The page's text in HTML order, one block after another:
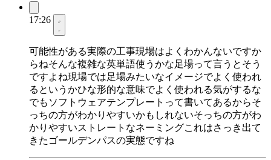
17:26
可能性がある実際の工事現場はよくわかんないですか
らねそんな複雑な英単語使うかな足場って言うとそう
ですよね現場では足場みたいなイメージでよく使われ
るというかひな形的な意味でよく使われる気がするな
でもソフトウェアテンプレートって書いてあるからそ
っちの方がわかりやすいかもしれないそっちの方がわ
かりやすいストレートなネーミングこれはさっき出て
きたゴールデンパスの実態ですね